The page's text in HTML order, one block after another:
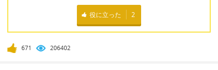
役に立った 2
671 206402